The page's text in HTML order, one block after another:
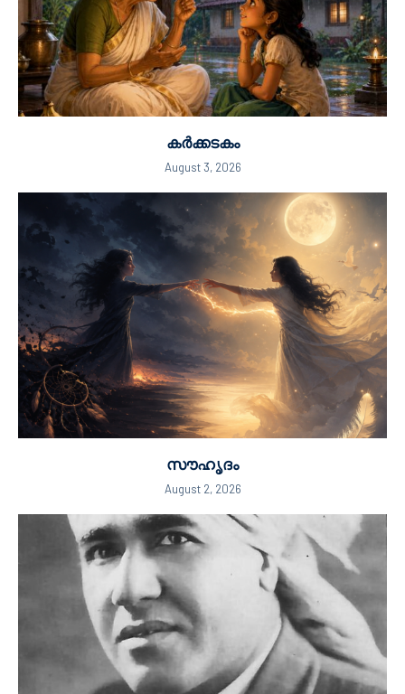
കർക്കടകം
August 3, 2026
സൗഹൃദം
August 2, 2026